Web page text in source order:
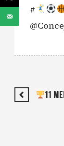
#
11